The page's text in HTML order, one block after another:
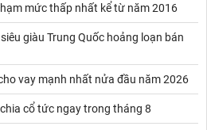
mức thấp nhất kể từ năm 2016
giàu Trung Quốc hoảng loạn bán
vay mạnh nhất nửa đầu năm 2026
cổ tức ngay trong tháng 8